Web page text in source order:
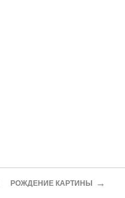
РОЖДЕНИЕ КАРТИНЫ →